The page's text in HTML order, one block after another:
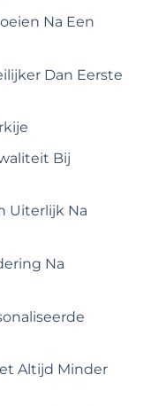
Na Een
Dan Eerste
Bij
Uiterlijk Na
Na
Altijd Minder